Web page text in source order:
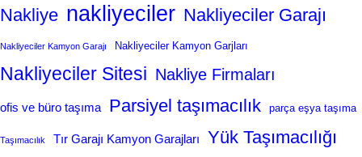
Nakliye nakliyeciler Nakliyeciler Garajı
Nakliyeciler Kamyon Garajı Nakliyeciler Kamyon Garjları
Nakliyeciler Sitesi Nakliye Firmaları
ofis ve büro taşıma Parsiyel taşımacılık parça eşya taşıma
Taşımacılık Tır Garajı Kamyon Garajları Yük Taşımacılığı